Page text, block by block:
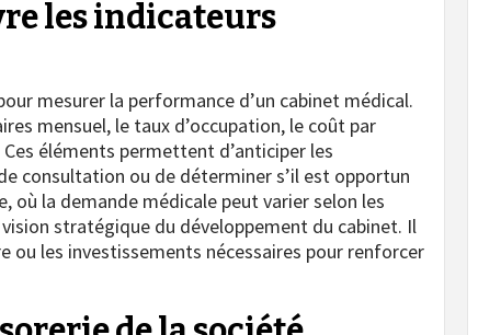
les indicateurs
mesurer la performance d’un cabinet médical.
mensuel, le taux d’occupation, le coût par
éléments permettent d’anticiper les
consultation ou de déterminer s’il est opportun
où la demande médicale peut varier selon les
stratégique du développement du cabinet. Il
les investissements nécessaires pour renforcer